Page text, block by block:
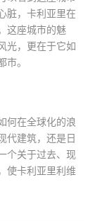
脏，卡利亚里在
这座城市的魅
光，更在于它如
。
何在全球化的浪
代建筑，还是日
个关于过去、现
使卡利亚里利维